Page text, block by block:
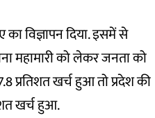
विज्ञापन दिया. इसमें से
महामारी को लेकर जनता को
प्रतिशत खर्च हुआ तो प्रदेश की
खर्च हुआ.